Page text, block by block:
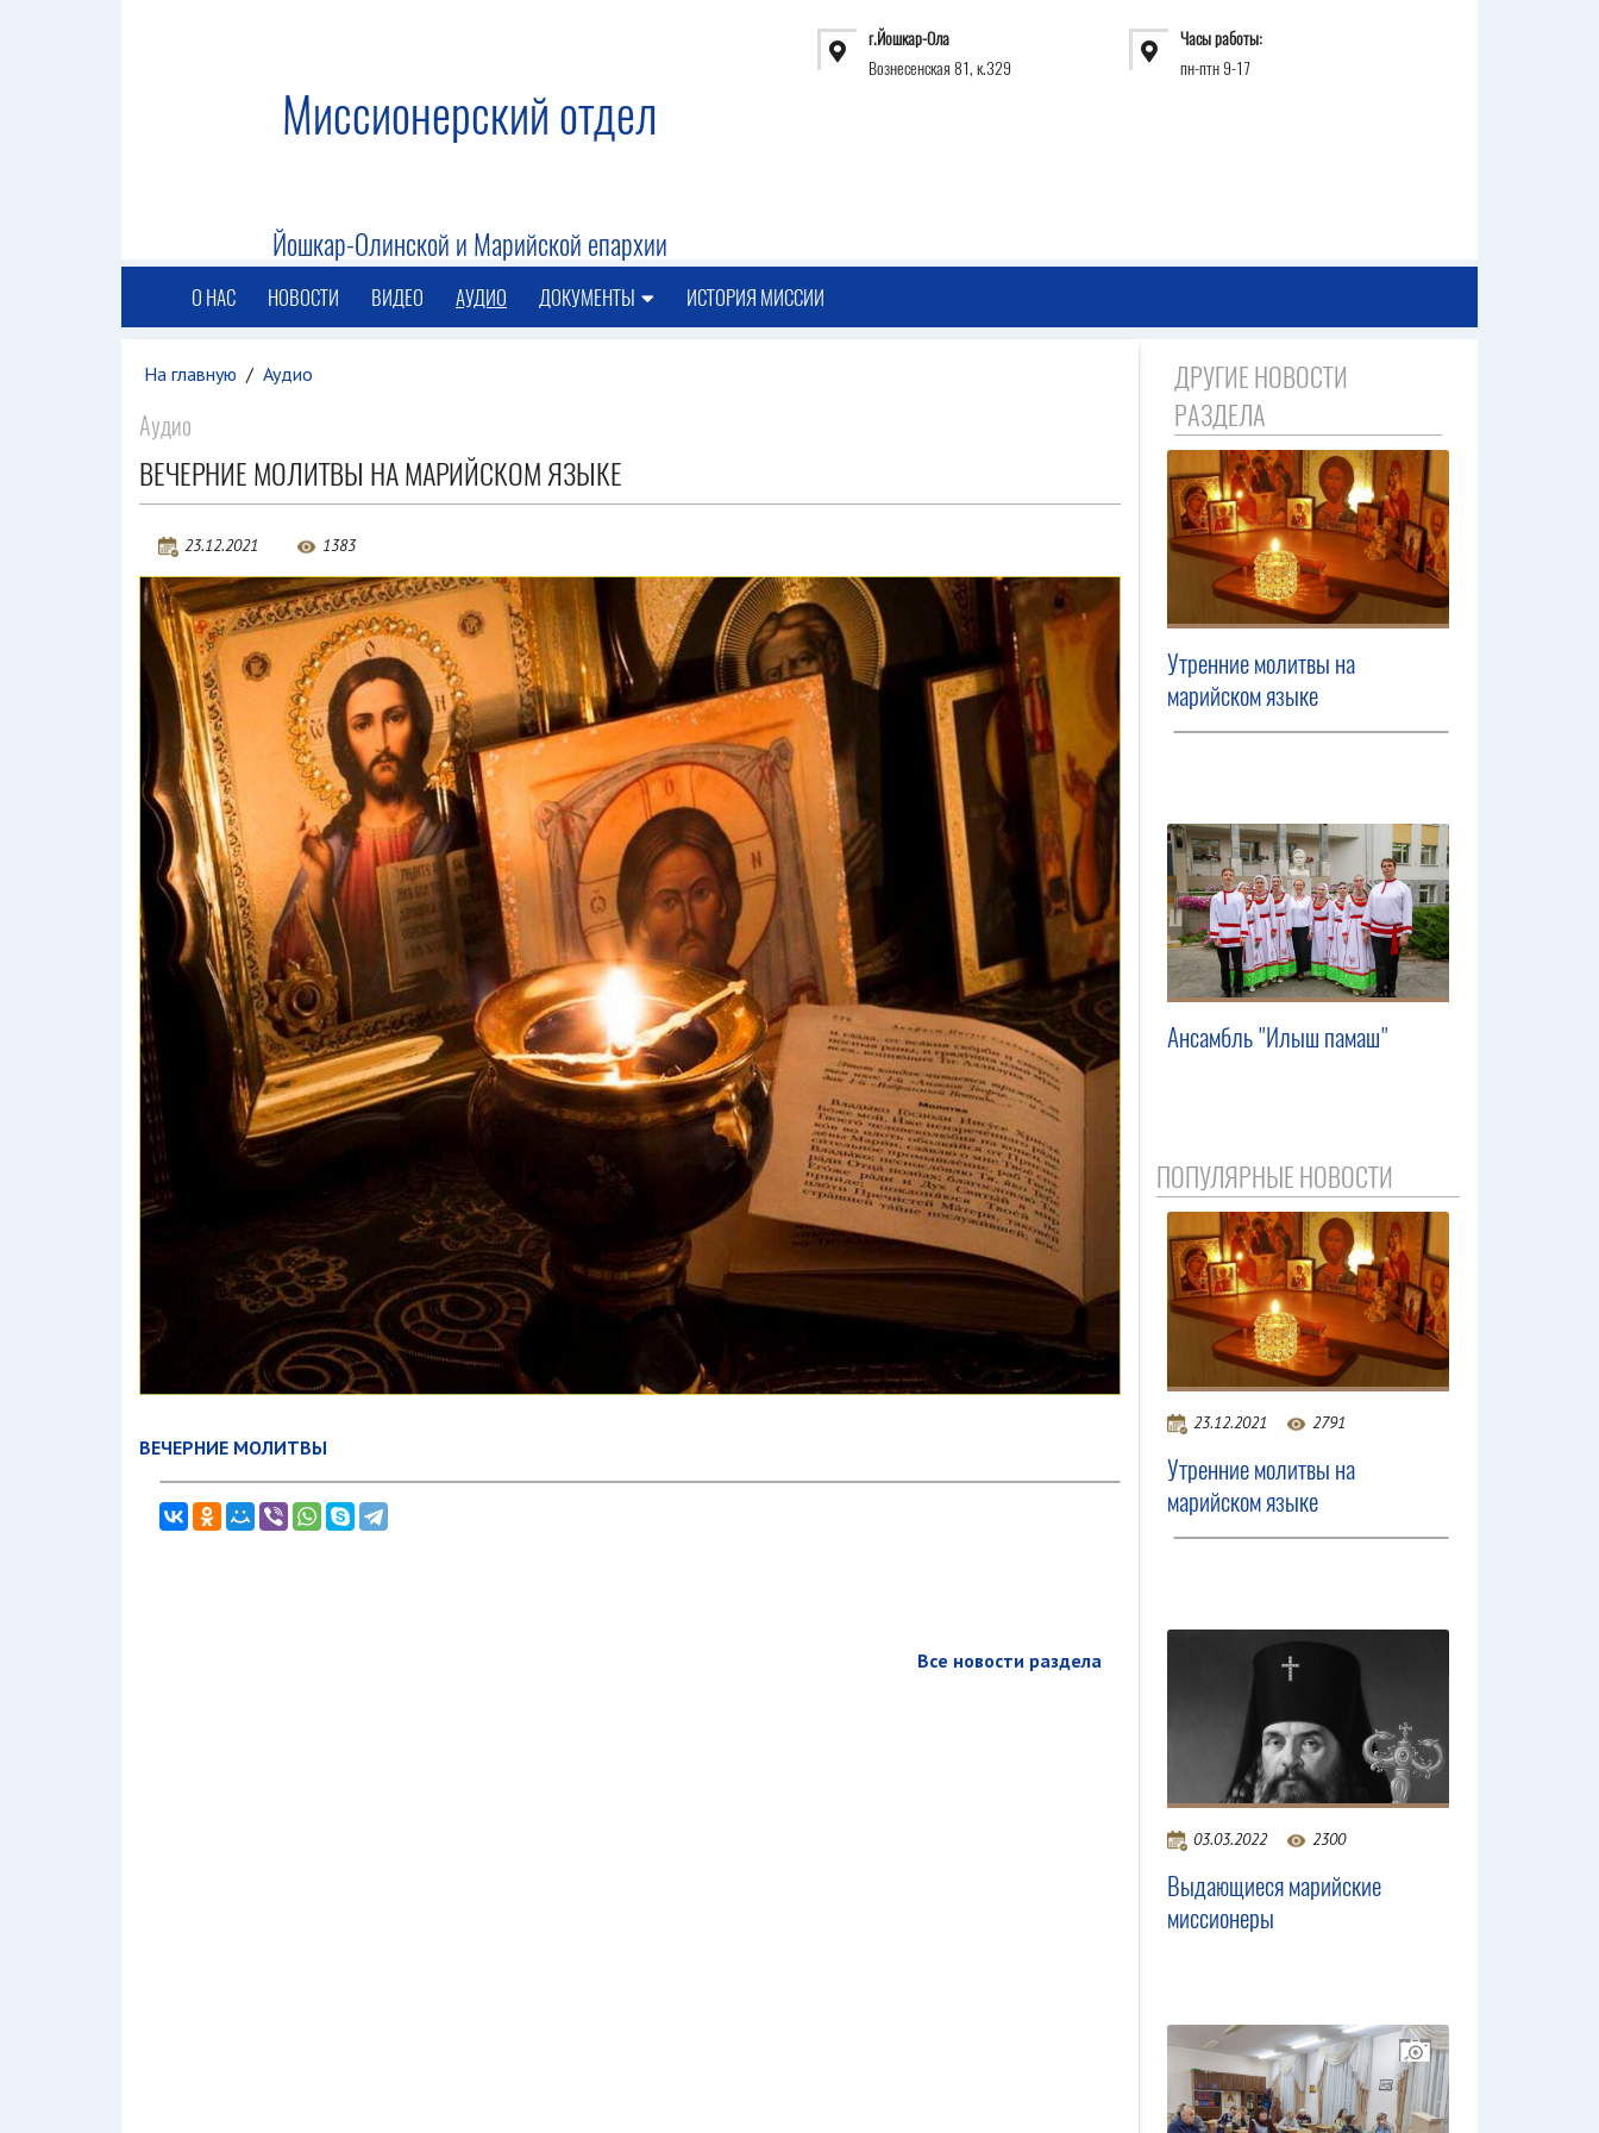
Миссионерский отдел
Йошкар-Олинской и Марийской епархии
г.Йошкар-Ола
Вознесенская 81, к.329
Часы работы:
пн-птн 9-17
О НАС НОВОСТИ ВИДЕО АУДИО ДОКУМЕНТЫ ИСТОРИЯ МИССИИ
На главную / Аудио
Аудио
ВЕЧЕРНИЕ МОЛИТВЫ НА МАРИЙСКОМ ЯЗЫКЕ
23.12.2021 1383
ВЕЧЕРНИЕ МОЛИТВЫ
Все новости раздела
ДРУГИЕ НОВОСТИ
РАЗДЕЛА
Утренние молитвы на
марийском языке
Ансамбль "Илыш памаш"
ПОПУЛЯРНЫЕ НОВОСТИ
23.12.2021 2791
Утренние молитвы на
марийском языке
03.03.2022 2300
Выдающиеся марийские
миссионеры